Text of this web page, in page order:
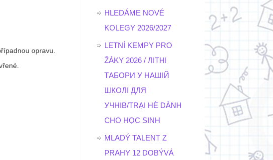
opravu.
HLEDÁME NOVÉ
KOLEGY 2026/2027
LETNÍ KEMPY PRO
ŽÁKY 2026 / ЛІТНІ
ТАБОРИ У НАШІЙ
ШКОЛІ ДЛЯ
УЧНІВ/TRẠI HÈ DÀNH
CHO HỌC SINH
MLADÝ TALENT Z
PRAHY 12 DOBÝVÁ